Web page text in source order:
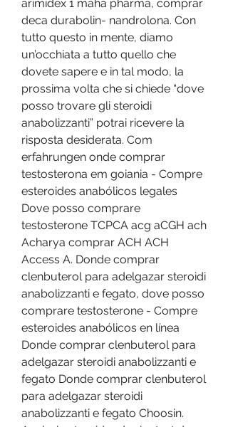
arimidex 1 maha pharma, comprar
deca durabolin- nandrolona. Con
tutto questo in mente, diamo
un’occhiata a tutto quello che
dovete sapere e in tal modo, la
prossima volta che si chiede “dove
posso trovare gli steroidi
anabolizzanti” potrai ricevere la
risposta desiderata. Com
erfahrungen onde comprar
testosterona em goiania - Compre
esteroides anabólicos legales
Dove posso comprare
testosterone TCPCA acg aCGH ach
Acharya comprar ACH ACH
Access A. Donde comprar
clenbuterol para adelgazar steroidi
anabolizzanti e fegato, dove posso
comprare testosterone - Compre
esteroides anabólicos en línea
Donde comprar clenbuterol para
adelgazar steroidi anabolizzanti e
fegato Donde comprar clenbuterol
para adelgazar steroidi
anabolizzanti e fegato Choosin.